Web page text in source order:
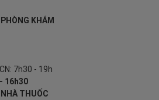
KHÁM
7h30 - 19h
16h30
THUỐC